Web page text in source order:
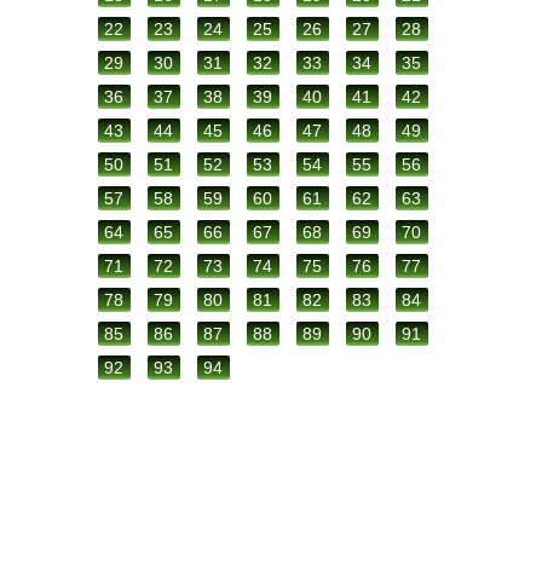
22
23 24 25 26 27
28
29
30 31 32 33 34
35
36
37 38 39 40 41
42
43
44 45 46 47 48
49
50
51 52 53 54 55
56
57
58 59 60 61 62
63
64
65 66 67 68 69
70
71
72 73 74 75 76
77
78
79 80 81 82 83
84
85
86 87 88 89 90
91
92
93 94